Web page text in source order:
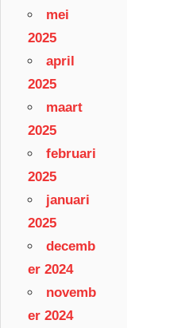
mei
2025
april
2025
maart
2025
februari
2025
januari
2025
decemb
er 2024
novemb
er 2024